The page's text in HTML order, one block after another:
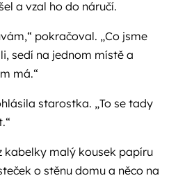
a vzal ho do náručí.
pokračoval. „Co jsme
sedí na jednom místě a
má.“
starostka. „To se tady
kabelky malý kousek papíru
o stěnu domu a něco na